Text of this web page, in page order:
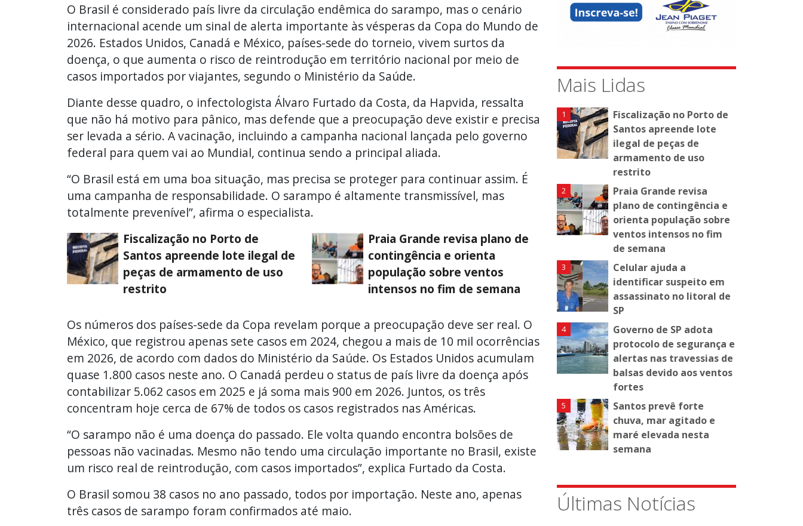
O Brasil é considerado país livre da circulação endêmica do sarampo, mas o cenário
internacional acende um sinal de alerta importante às vésperas da Copa do Mundo de
2026. Estados Unidos, Canadá e México, países-sede do torneio, vivem surtos da
doença, o que aumenta o risco de reintrodução em território nacional por meio de
casos importados por viajantes, segundo o Ministério da Saúde.
Diante desse quadro, o infectologista Álvaro Furtado da Costa, da Hapvida, ressalta
que não há motivo para pânico, mas defende que a preocupação deve existir e precisa
ser levada a sério. A vacinação, incluindo a campanha nacional lançada pelo governo
federal para quem vai ao Mundial, continua sendo a principal aliada.
“O Brasil está em uma boa situação, mas precisa se proteger para continuar assim. É
uma campanha de responsabilidade. O sarampo é altamente transmissível, mas
totalmente prevenível”, afirma o especialista.
Fiscalização no Porto de
Santos apreende lote ilegal de
peças de armamento de uso
restrito
Praia Grande revisa plano de
contingência e orienta
população sobre ventos
intensos no fim de semana
Os números dos países-sede da Copa revelam porque a preocupação deve ser real. O
México, que registrou apenas sete casos em 2024, chegou a mais de 10 mil ocorrências
em 2026, de acordo com dados do Ministério da Saúde. Os Estados Unidos acumulam
quase 1.800 casos neste ano. O Canadá perdeu o status de país livre da doença após
contabilizar 5.062 casos em 2025 e já soma mais 900 em 2026. Juntos, os três
concentram hoje cerca de 67% de todos os casos registrados nas Américas.
“O sarampo não é uma doença do passado. Ele volta quando encontra bolsões de
pessoas não vacinadas. Mesmo não tendo uma circulação importante no Brasil, existe
um risco real de reintrodução, com casos importados”, explica Furtado da Costa.
O Brasil somou 38 casos no ano passado, todos por importação. Neste ano, apenas
três casos de sarampo foram confirmados até maio.
Mais Lidas
Fiscalização no Porto de
Santos apreende lote
ilegal de peças de
armamento de uso
restrito
Praia Grande revisa
plano de contingência e
orienta população sobre
ventos intensos no fim
de semana
Celular ajuda a
identificar suspeito em
assassinato no litoral de
SP
Governo de SP adota
protocolo de segurança e
alertas nas travessias de
balsas devido aos ventos
fortes
Santos prevê forte
chuva, mar agitado e
maré elevada nesta
semana
Últimas Notícias